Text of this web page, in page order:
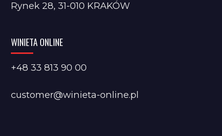
Rynek 28, 31-010 KRAKÓW
WINIETA ONLINE
+48 33 813 90 00
customer@winieta-online.pl